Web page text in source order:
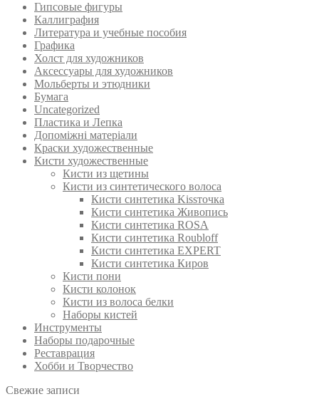
Гипсовые фигуры
Каллиграфия
Литература и учебные пособия
Графика
Холст для художников
Аксессуары для художников
Мольберты и этюдники
Бумага
Uncategorized
Пластика и Лепка
Допоміжні матеріали
Краски художественные
Кисти художественные
Кисти из щетины
Кисти из синтетического волоса
Кисти синтетика Kissточка
Кисти синтетика Живопись
Кисти синтетика ROSA
Кисти синтетика Roubloff
Кисти синтетика EXPERT
Кисти синтетика Киров
Кисти пони
Кисти колонок
Кисти из волоса белки
Наборы кистей
Инструменты
Наборы подарочные
Реставрация
Хобби и Творчество
Свежие записи